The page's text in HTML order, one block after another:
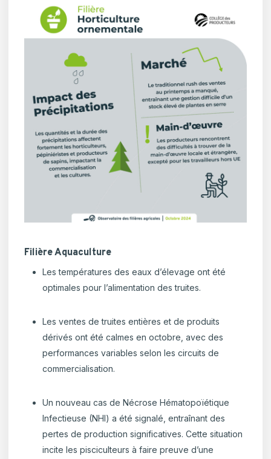
Filière Aquaculture
Les températures des eaux d’élevage ont été
optimales pour l’alimentation des truites.
Les ventes de truites entières et de produits
dérivés ont été calmes en octobre, avec des
performances variables selon les circuits de
commercialisation.
Un nouveau cas de Nécrose Hématopoïétique
Infectieuse (NHI) a été signalé, entraînant des
pertes de production significatives. Cette situation
incite les pisciculteurs à faire preuve d’une